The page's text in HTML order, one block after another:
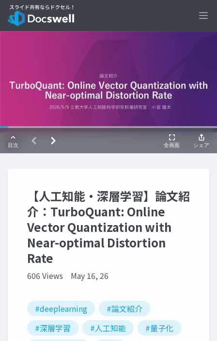
【人工知能・深層学習】論文紹
介：TurboQuant: Online
Vector Quantization with
Near-optimal Distortion
Rate
606 Views May 16, 26
#deeplearning
#論文紹介
#深層学習
#人工知能
#量子化